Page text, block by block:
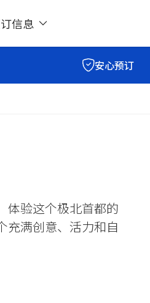
信息
安心预订
体验这个极北首都的
充满创意、活力和自